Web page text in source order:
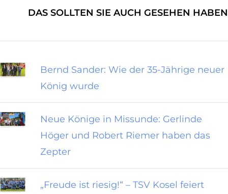
DAS SOLLTEN SIE AUCH GESEHEN HABEN
Bernd Sander: Wie der 35-Jährige neuer
König wurde
Neue Könige in Missunde: Gerlinde
Höger und Robert Riemer haben das
Zepter
„Freude ist riesig!“ – TSV Kosel feiert